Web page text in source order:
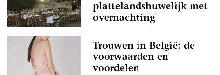
plattelandshuwelijk met
overnachting
Trouwen in België: de
voorwaarden en
voordelen